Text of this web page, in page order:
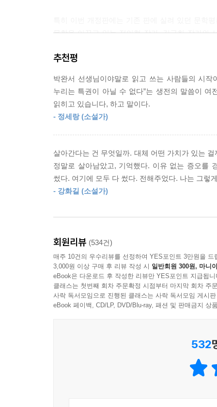
하물며 사촌 시누이 하나쯤 안 보이는 게 눈에 들
그랬었구나. 나는 그제야 내 집으로 돌아왔다는
있었다고, 명서가 나한테는 다녀갔노라고는 말하
거니까.
난 그게 조금도 싫지 않았다. 걱정도 됐지만 전혀
긋지긋했다. 엄마는 외아들을 잃었으니 앞으로
만, 나에겐 얼마든지 행복할 수 있는 가능성이 열
간만에 내 안에서 삶의 의욕이 쾌적하게 기지개를
---「겨울나무」중에서
나는 친구를 사귀는 데 있어서도 열심히 수다를
하는 친구가 아주 없었던 건 아니지만 어느 시기
지는 확실하지 않다. 늘 붙어 다니고 청소 시간이
소외되면 상처 받는 게 여학교 때 으레 경험하는
앞에 가고 있으면 일부러 걸음을 늦춰서라도 같이
신경 쓰는 걸 극도로 싫어하는 지독한 이기주의로
문학을 이끌고 있는 정이현 작가, 김금희 작가의
배경인 1940년대와 1950년대의 작가 박완서 사진
『그 많던 싱아는 누가 다 먹었을까』의 후속작이자
박완서가 생전에 가장 사랑했던 작품
천상 이야기꾼, 박완서가 기록한 세월의 문장들
『그 산이 정말 거기 있었을까』는 박완서의 연작
공포스러운 이념 전쟁의 현장을 생생하게 묘사
삶의 공간을 생생하고도 눈물겹게 그려낸 이 작
사랑했던 작품으로 남아 있다.
박완서만의 촌철살인적 태도, 생생한 묘사
뒤틀린 시대에서 살아남은 한 여성의 이야기
전쟁 직후 한국의 참혹한 현장을 생생하게 그려
감수성이 강한 (작가 자신이기도 한) 스무 살의 ‘
오빠가 다리에 입은 총상으로 피난길에 오르지
가족의 이야기를 담고 있다. 그녀가 전쟁 속에서
유지하기 위해, 인간적인 존엄을 최소한이라도
추천평
박완서 선생님이야말로 읽고 쓰는 사람들의 시
누리는 특권이 아닐 수 없다”는 생전의 말씀이
읽히고 있습니다, 하고 말이다.
- 정세랑 (소설가)
살아간다는 건 무엇일까. 대체 어떤 가치가 있는
정말로 살아남았고, 기억했다. 이유 없는 증오를
썼다. 여기에 모두 다 썼다. 전해주었다. 나는 그렇
- 강화길 (소설가)
회원리뷰 (534건)
매주 10건의 우수리뷰를 선정하여 YES포인트 3만원을 드
3,000원 이상 구매 후 리뷰 작성 시 일반회원 300원, 마니
eBook은 다운로드 후 작성한 리뷰만 YES포인트 지급됩니
클래스는 첫번째 회차 주문확정 시점부터 마지막 회차 주
사락 독서모임으로 진행된 클래스는 사락 독서모임 게시
eBook 페이백, CD/LP, DVD/Blu-ray, 패션 및 판매금지 상
532